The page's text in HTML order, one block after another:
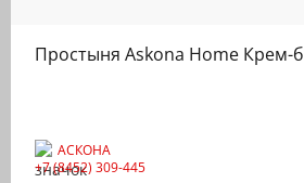
Простыня Askona Home Крем-
АСКОНА
+7 (8452) 309-445